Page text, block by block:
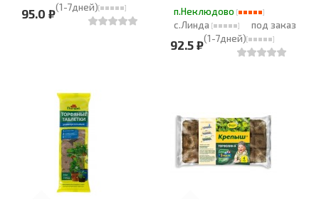
(1-7дней)
95.0 ₽
п.Неклюдово
с.Линда
под заказ
(1-7дней)
92.5 ₽